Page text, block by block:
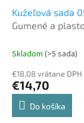
Kužeľová sada
Gumené a
Skladom (>5 sada)
€18,08 vrátane DPH
€14,70
Do košíka